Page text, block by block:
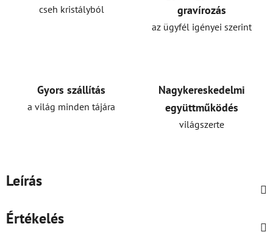
cseh kristályból
gravírozás
az ügyfél igényei szerint
Gyors szállítás
a világ minden tájára
Nagykereskedelmi
együttműködés
világszerte
Leírás
Értékelés